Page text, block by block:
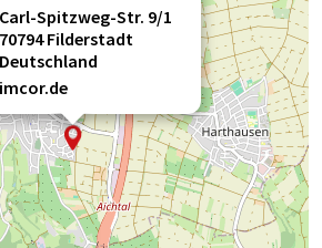
Carl-Spitzweg-Str. 9/1
70794 Filderstadt
Deutschland
imcor.de